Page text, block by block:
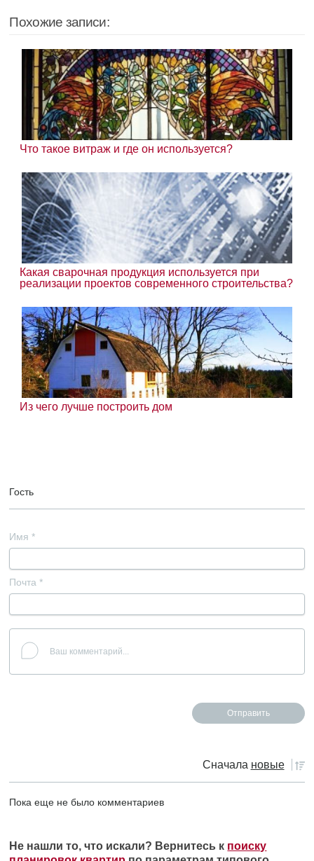
Похожие записи:
Что такое витраж и где он используется?
Какая сварочная продукция используется при
реализации проектов современного строительства?
Из чего лучше построить дом
Гость
Имя *
Почта *
Сначала новые
Пока еще не было комментариев
Не нашли то, что искали? Вернитесь к поиску